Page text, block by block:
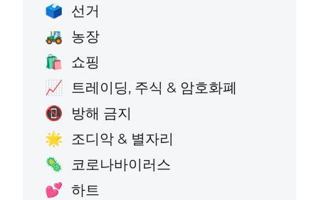
🗳️ 선거
🚜 농장
🛍️ 쇼핑
📈 트레이딩, 주식 & 암호화폐
📵 방해 금지
🌟 조디악 & 별자리
🦠 코로나바이러스
💕 하트